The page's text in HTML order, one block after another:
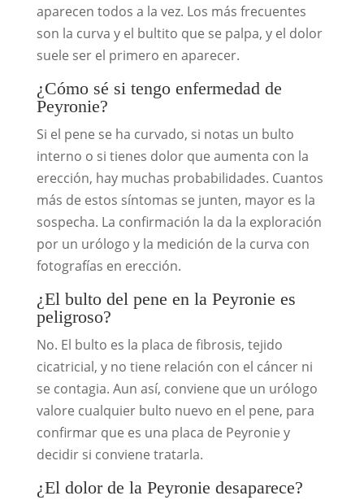
aparecen todos a la vez. Los más frecuentes
son la curva y el bultito que se palpa, y el dolor
suele ser el primero en aparecer.
¿Cómo sé si tengo enfermedad de
Peyronie?
Si el pene se ha curvado, si notas un bulto
interno o si tienes dolor que aumenta con la
erección, hay muchas probabilidades. Cuantos
más de estos síntomas se junten, mayor es la
sospecha. La confirmación la da la exploración
por un urólogo y la medición de la curva con
fotografías en erección.
¿El bulto del pene en la Peyronie es
peligroso?
No. El bulto es la placa de fibrosis, tejido
cicatricial, y no tiene relación con el cáncer ni
se contagia. Aun así, conviene que un urólogo
valore cualquier bulto nuevo en el pene, para
confirmar que es una placa de Peyronie y
decidir si conviene tratarla.
¿El dolor de la Peyronie desaparece?